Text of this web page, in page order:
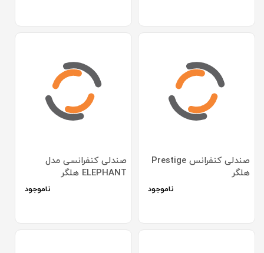
صندلی کنفرانس Prestige
هلگر
ناموجود
صندلی کنفرانسی مدل
ELEPHANT هلگر
ناموجود